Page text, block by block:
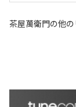
茶屋萬衛門の他の